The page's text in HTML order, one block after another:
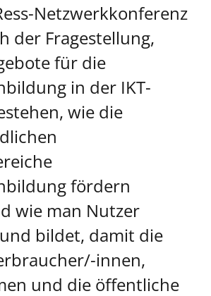
Netzwerkkonferenz
der Fragestellung,
für die
in der IKT-
wie die
fördern
wie man Nutzer
bildet, damit die
innen,
und die öffentliche